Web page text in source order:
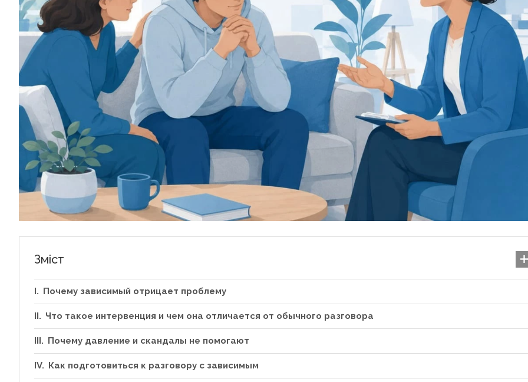
Зміст
Почему зависимый отрицает проблему
Что такое интервенция и чем она отличается от обычного разговора
Почему давление и скандалы не помогают
Как подготовиться к разговору с зависимым